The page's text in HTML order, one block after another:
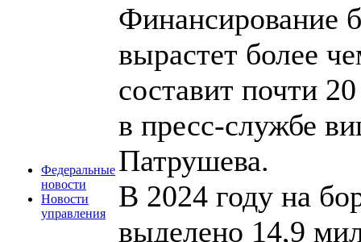
Федеральные
новости
Новости
управления
Финансирование
вырастет более
составит почти
в пресс-службе
Патрушева.
В 2024 году на
выделено 14,9